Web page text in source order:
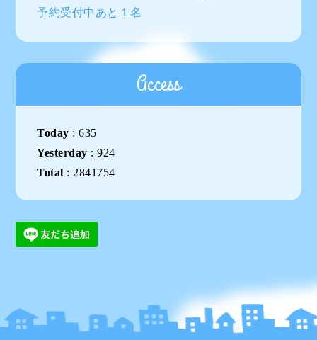
予約受付中あと１名
Access
Today :635
Yesterday :924
Total : 2841754